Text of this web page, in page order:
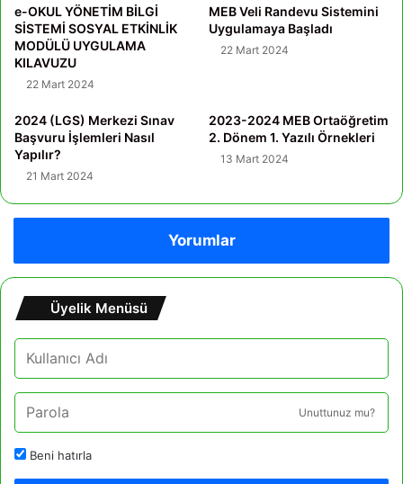
e-OKUL YÖNETİM BİLGİ
SİSTEMİ SOSYAL ETKİNLİK
MODÜLÜ UYGULAMA
KILAVUZU
22 Mart 2024
MEB Veli Randevu Sistemini
Uygulamaya Başladı
22 Mart 2024
2024 (LGS) Merkezi Sınav
Başvuru İşlemleri Nasıl
Yapılır?
21 Mart 2024
2023-2024 MEB Ortaöğretim
2. Dönem 1. Yazılı Örnekleri
13 Mart 2024
Yorumlar
Üyelik Menüsü
Unuttunuz mu?
Beni hatırla